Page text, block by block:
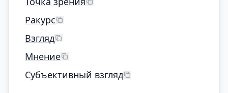
Ракурс
Взгляд
Мнение
Субъективный взгляд